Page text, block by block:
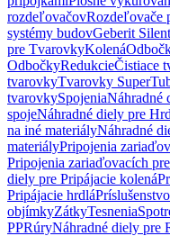
rozdeľovačovRozdeľovače
systémy budovGeberit
pre TvarovkyKolená
OdbočkyRedukcieČistiace
tvarovkyTvarovky
tvarovkySpojeniaNáhradné
spojeNáhradné diely pre
na iné materiályNáhradné
materiályPripojenia
Pripojenia zariaďovacích
diely pre Pripájacie kolená
Pripájacie hrdláPríslušenstvo
objímkyZátkyTesnenia
PPRúryNáhradné diely pre